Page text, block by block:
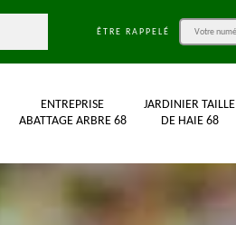
ÊTRE RAPPELÉ
ENTREPRISE
ABATTAGE ARBRE 68
JARDINIER TAILLE
DE HAIE 68